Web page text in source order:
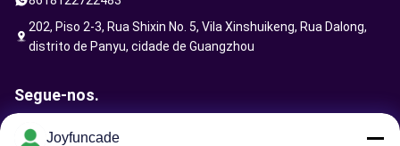
202, Piso 2-3, Rua Shixin No. 5, Vila Xinshuikeng, Rua Dalong,
distrito de Panyu, cidade de Guangzhou
Segue-nos.
Joyfuncade